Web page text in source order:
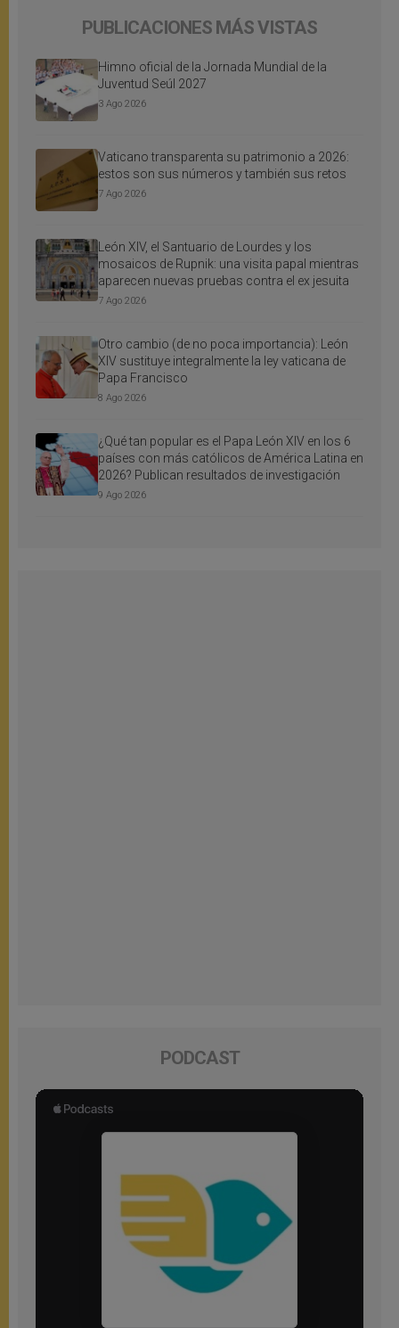
PUBLICACIONES MÁS VISTAS
Himno oficial de la Jornada Mundial de la
Juventud Seúl 2027
3 Ago 2026
Vaticano transparenta su patrimonio a 2026:
estos son sus números y también sus retos
7 Ago 2026
León XIV, el Santuario de Lourdes y los
mosaicos de Rupnik: una visita papal mientras
aparecen nuevas pruebas contra el ex jesuita
7 Ago 2026
Otro cambio (de no poca importancia): León
XIV sustituye integralmente la ley vaticana de
Papa Francisco
8 Ago 2026
¿Qué tan popular es el Papa León XIV en los 6
países con más católicos de América Latina en
2026? Publican resultados de investigación
9 Ago 2026
PODCAST